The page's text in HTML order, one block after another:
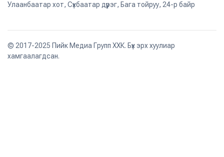
Улаанбаатар хот, Сүхбаатар дүүрэг, Бага тойруу, 24-р байр
© 2017-2025 Пийк Медиа Групп ХХК. Бүх эрх хуулиар
хамгаалагдсан.